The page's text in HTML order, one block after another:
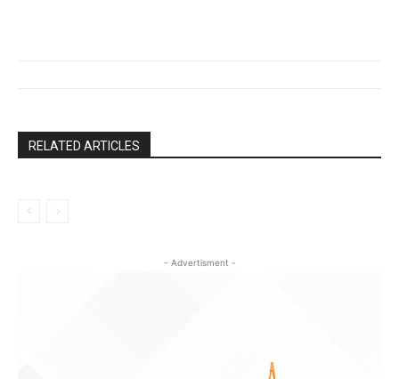
RELATED ARTICLES
- Advertisment -